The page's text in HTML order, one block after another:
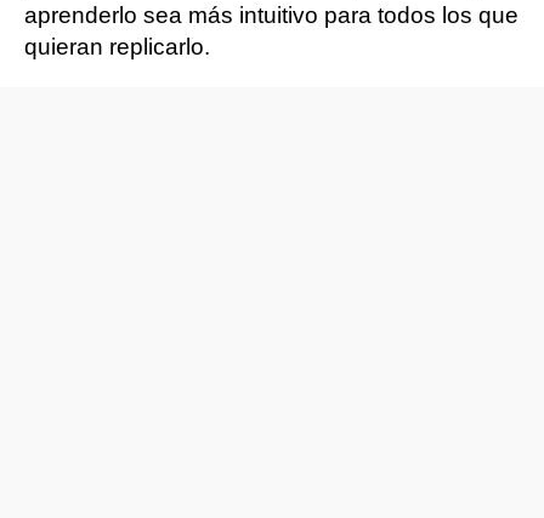
aprenderlo sea más intuitivo para todos los que
quieran replicarlo.